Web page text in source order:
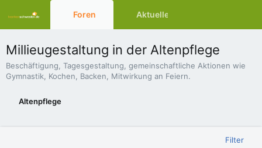
Foren Aktuelles
Millieugestaltung in der Altenpflege
Beschäftigung, Tagesgestaltung, gemeinschaftliche Aktionen wie
Gymnastik, Kochen, Backen, Mitwirkung an Feiern.
Altenpflege
Filter